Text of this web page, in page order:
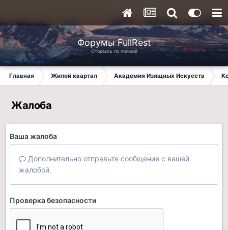
Форумы FullRest
Оторвись по полной!
Главная Жилой квартал Академия Изящных Искусств
Жалоба
Ваша жалоба
Дополнительно отправьте сообщение с вашей
жалобой.
Проверка безопасности